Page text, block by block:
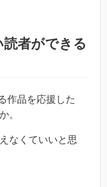
者ができる
作品を応援した
。
なくていいと思